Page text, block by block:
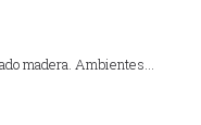
madera. Ambientes…